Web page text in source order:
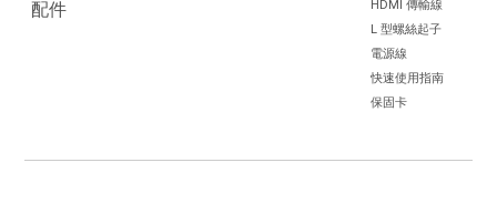
配件
HDMI 傳輸線
L 型螺絲起子
電源線
快速使用指南
保固卡